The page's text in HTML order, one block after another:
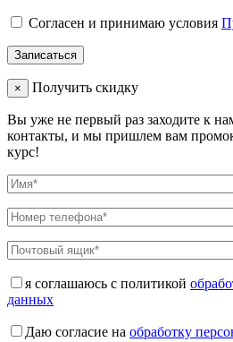
Согласен и принимаю условия
× Получить скидку
Вы уже не первый раз заходите к
контакты, и мы пришлем вам
курс!
я соглашаюсь с политикой
данных
Даю согласие на обработку